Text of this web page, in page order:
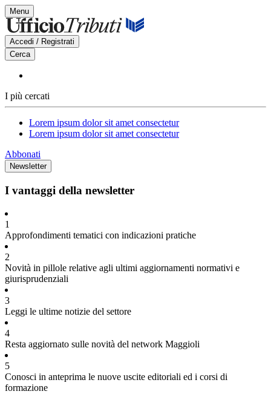
Vai
al
contenuto
Menu
Accedi / Registrati
Cerca
I più cercati
Lorem ipsum dolor sit amet consectetur
Lorem ipsum dolor sit amet consectetur
Abbonati
Newsletter
I vantaggi della newsletter
1
Approfondimenti tematici con indicazioni pratiche
2
Novità in pillole relative agli ultimi aggiornamenti normativi e
giurisprudenziali
3
Leggi le ultime notizie del settore
4
Resta aggiornato sulle novità del network Maggioli
5
Conosci in anteprima le nuove uscite editoriali ed i corsi di
formazione